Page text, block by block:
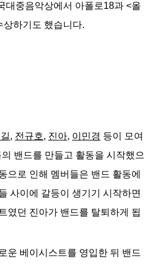
대중음악상에서 아폴로18과 <올
하기도 했습니다.
, 전규호, 진아, 이민경 등이 모여
밴드를 만들고 활동을 시작했으
으로 인해 멤버들은 밴드 활동에
사이에 갈등이 생기기 시작하면
였던 진아가 밴드를 탈퇴하게 됩
운 베이시스트를 영입한 뒤 밴드